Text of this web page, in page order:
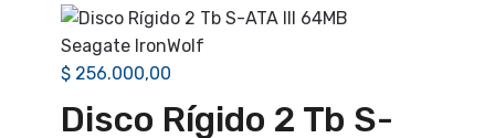
$ 256.000,00
Disco Rígido 2 Tb S-